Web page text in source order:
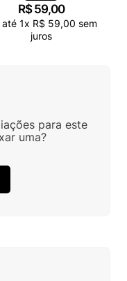
R$ 59,00
até 1x R$ 59,00 sem
juros
para este
uma?